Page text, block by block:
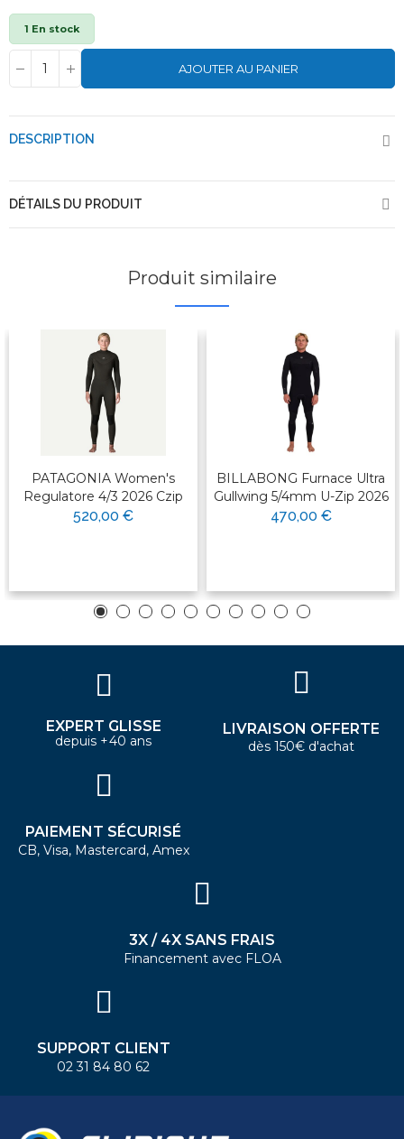
1 En stock
AJOUTER AU PANIER
DESCRIPTION
DÉTAILS DU PRODUIT
Produit similaire
PATAGONIA Women's
Regulatore 4/3 2026 Czip
520,00 €
BILLABONG Furnace Ultra
Gullwing 5/4mm U-Zip 2026
470,00 €
EXPERT GLISSE
depuis +40 ans
LIVRAISON OFFERTE
dès 150€ d'achat
PAIEMENT SÉCURISÉ
CB, Visa, Mastercard, Amex
3X / 4X SANS FRAIS
Financement avec FLOA
SUPPORT CLIENT
02 31 84 80 62